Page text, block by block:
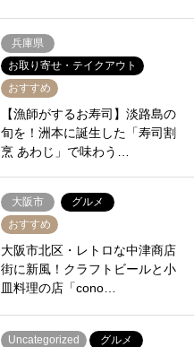
兵庫県
お取り寄せ・テイクアウト
おすすめ
【漁師がするお寿司】淡路島の
旬を！洲本に誕生した「寿司割
烹 あわじ」で味わう…
大阪市
グルメ
おすすめ
大阪市北区・レトロな中津商店
街に新風！クラフトビールと小
皿料理の店「cono…
Uncategorized
グルメ